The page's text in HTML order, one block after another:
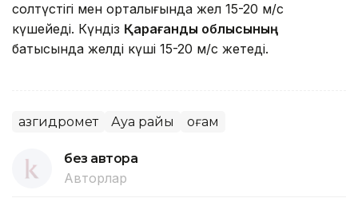
солтүстігі мен орталығында жел 15-20 м/с
күшейеді. Күндіз Қарағанды облысының
батысында желді күші 15-20 м/с жетеді.
Қазгидромет Ауа райы Қоғам
без автора
Авторлар